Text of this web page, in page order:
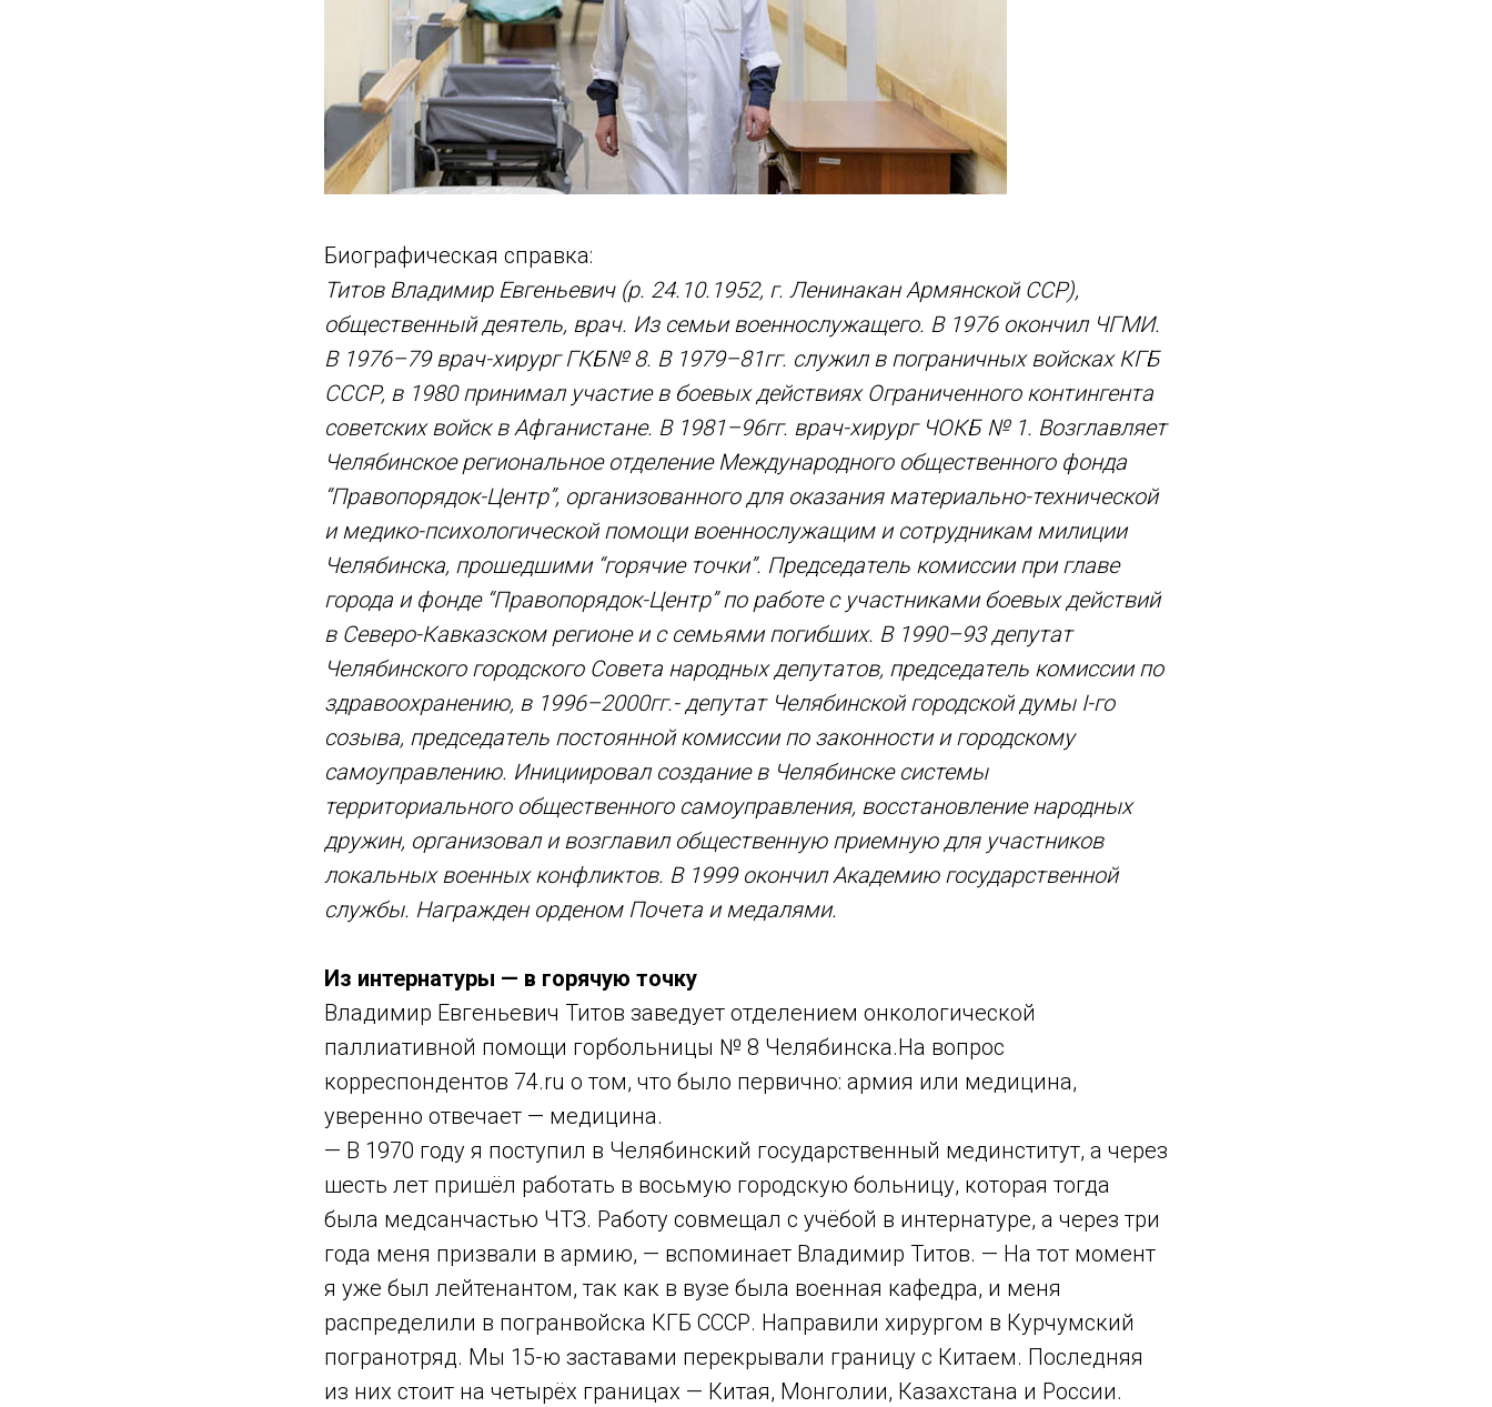
Биографическая справка:
Титов Владимир Евгеньевич (р. 24.10.1952, г. Ленинакан Армянской ССР),
общественный деятель, врач. Из семьи военнослужащего. В 1976 окончил ЧГМИ.
В 1976–79 врач-хирург ГКБ№ 8. В 1979–81гг. служил в пограничных войсках КГБ
СССР, в 1980 принимал участие в боевых действиях Ограниченного контингента
советских войск в Афганистане. В 1981–96гг. врач-хирург ЧОКБ № 1. Возглавляет
Челябинское региональное отделение Международного общественного фонда
“Правопорядок-Центр”, организованного для оказания материально-технической
и медико-психологической помощи военнослужащим и сотрудникам милиции
Челябинска, прошедшими “горячие точки”. Председатель комиссии при главе
города и фонде “Правопорядок-Центр” по работе с участниками боевых действий
в Северо-Кавказском регионе и с семьями погибших. В 1990–93 депутат
Челябинского городского Совета народных депутатов, председатель комиссии по
здравоохранению, в 1996–2000гг.- депутат Челябинской городской думы I-го
созыва, председатель постоянной комиссии по законности и городскому
самоуправлению. Инициировал создание в Челябинске системы
территориального общественного самоуправления, восстановление народных
дружин, организовал и возглавил общественную приемную для участников
локальных военных конфликтов. В 1999 окончил Академию государственной
службы. Награжден орденом Почета и медалями.
Из интернатуры — в горячую точку
Владимир Евгеньевич Титов заведует отделением онкологической
паллиативной помощи горбольницы № 8 Челябинска.На вопрос
корреспондентов 74.ru о том, что было первично: армия или медицина,
уверенно отвечает — медицина.
— В 1970 году я поступил в Челябинский государственный мединститут, а через
шесть лет пришёл работать в восьмую городскую больницу, которая тогда
была медсанчастью ЧТЗ. Работу совмещал с учёбой в интернатуре, а через три
года меня призвали в армию, — вспоминает Владимир Титов. — На тот момент
я уже был лейтенантом, так как в вузе была военная кафедра, и меня
распределили в погранвойска КГБ СССР. Направили хирургом в Курчумский
погранотряд. Мы 15-ю заставами перекрывали границу с Китаем. Последняя
из них стоит на четырёх границах — Китая, Монголии, Казахстана и России.